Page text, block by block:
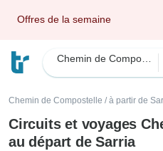
Offres de la semaine
Chemin de Compostelle / à partir de
Circuits et voyages
au départ de Sarria